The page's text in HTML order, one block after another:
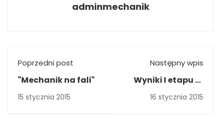
adminmechanik
Poprzedni post
"Mechanik na fali"
15 stycznia 2015
Następny wpis
Wyniki I etapu VI
Powiatowego
Konkursu
16 stycznia 2015